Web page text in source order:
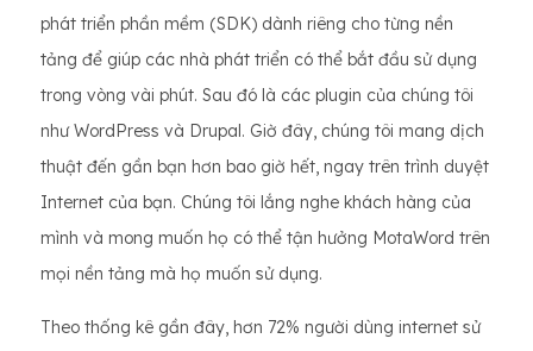
phát triển phần mềm (SDK) dành riêng cho từng nền
tảng để giúp các nhà phát triển có thể bắt đầu sử dụng
trong vòng vài phút. Sau đó là các plugin của chúng tôi
như WordPress và Drupal. Giờ đây, chúng tôi mang dịch
thuật đến gần bạn hơn bao giờ hết, ngay trên trình duyệt
Internet của bạn. Chúng tôi lắng nghe khách hàng của
mình và mong muốn họ có thể tận hưởng MotaWord trên
mọi nền tảng mà họ muốn sử dụng.
Theo thống kê gần đây, hơn 72% người dùng internet sử